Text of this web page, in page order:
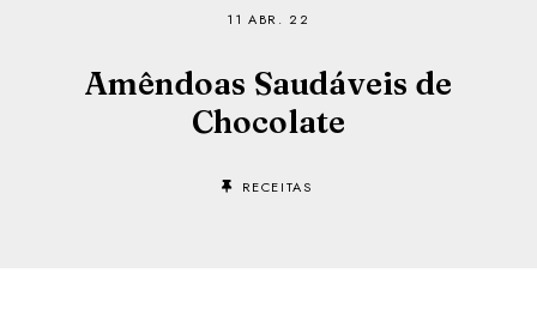
11 ABR. 22
Amêndoas Saudáveis de
Chocolate
RECEITAS